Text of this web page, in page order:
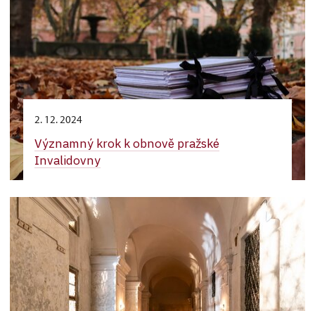
2. 12. 2024
Významný krok k obnově pražské
Invalidovny